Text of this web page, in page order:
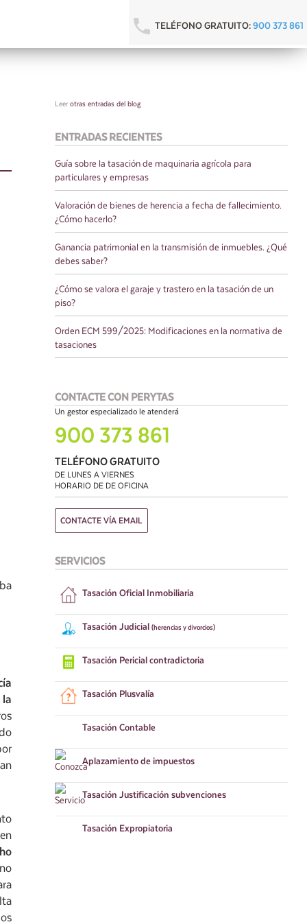
TELÉFONO GRATUITO:900 373 861
Leer otras entradas del blog
ENTRADAS RECIENTES
Guía sobre la tasación de maquinaria agrícola para
particulares y empresas
Valoración de bienes de herencia a fecha de fallecimiento.
¿Cómo hacerlo?
Ganancia patrimonial en la transmisión de inmuebles. ¿Qué
debes saber?
¿Cómo se valora el garaje y trastero en la tasación de un
piso?
Orden ECM 599/2025: Modificaciones en la normativa de
tasaciones
CONTACTE CON PERYTAS
Un gestor especializado le atenderá
900 373 861
TELÉFONO GRATUITO
DE LUNES A VIERNES
HORARIO DE DE OFICINA
CONTACTE VÍA EMAIL
SERVICIOS
Tasación Oficial Inmobiliaria
Tasación Judicial (herencias y divorcios)
Tasación Pericial contradictoria
Tasación Plusvalía
Tasación Contable
Aplazamientode impuestos
Tasación Justificación subvenciones
Tasación Expropiatoria